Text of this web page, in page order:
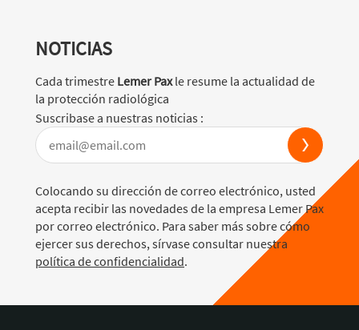
NOTICIAS
Cada trimestre Lemer Paxle resume la actualidad de
la protección radiológica
Suscribase a nuestras noticias :
Colocando su dirección de correo electrónico, usted
acepta recibir las novedades de la empresa Lemer Pax
por correo electrónico. Para saber más sobre cómo
ejercer sus derechos, sírvase consultar nuestra
política de confidencialidad.